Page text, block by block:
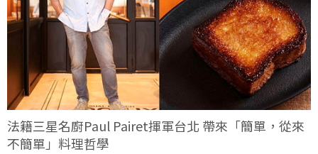
法籍三星名廚Paul Pairet揮軍台北 帶來「簡單，從來
不簡單」料理哲學